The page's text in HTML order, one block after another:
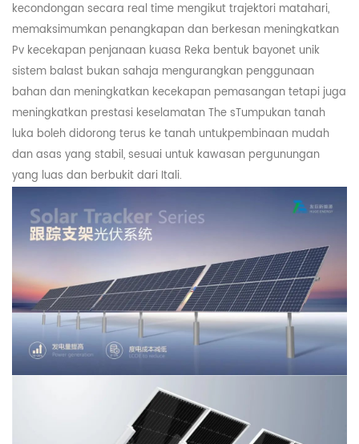
kecondongan secara real time mengikut trajektori matahari,
memaksimumkan penangkapan dan berkesan meningkatkan
Pv kecekapan penjanaan kuasa Reka bentuk bayonet unik
sistem balast bukan sahaja mengurangkan penggunaan
bahan dan meningkatkan kecekapan pemasangan tetapi juga
meningkatkan prestasi keselamatan ThesTumpukan tanah
luka boleh didorong terus ke tanah untukpembinaan mudah
dan asas yang stabil, sesuai untuk kawasan pergunungan
yang luas dan berbukitdari Itali.